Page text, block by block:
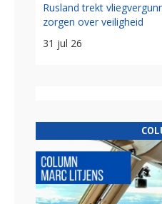
Rusland trekt
zorgen over veiligheid
31 jul 26